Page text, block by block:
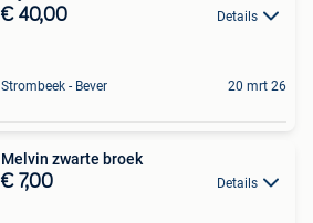
€ 40,00 Details
Strombeek - Bever 20 mrt 26
Melvin zwarte broek
€ 7,00 Details